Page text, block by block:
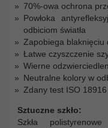
70%-owa ochrona
Powłoka
odbiciom światła
Zapobiega blaknięciu
Łatwe czyszczenie
Wierne
Neutralne kolory w
Zdany test ISO
Sztuczne szkło:
Szkła